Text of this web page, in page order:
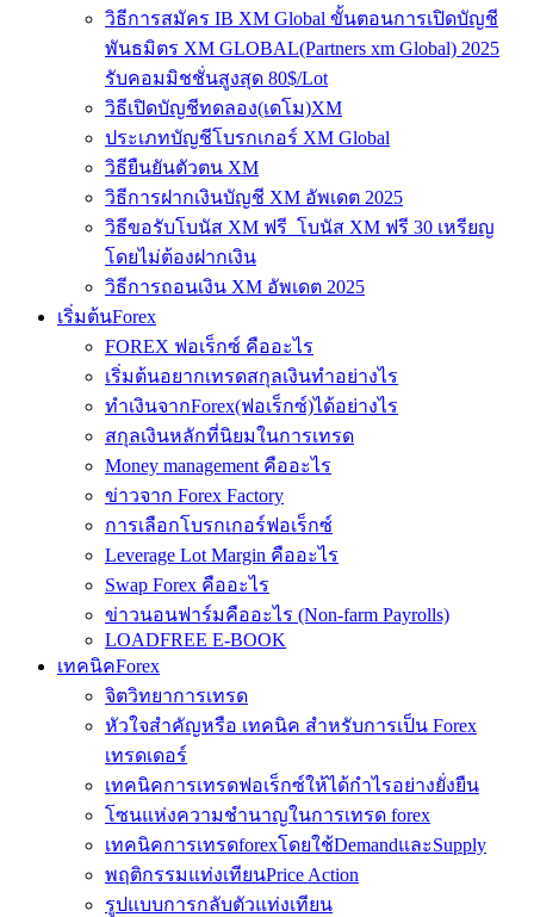
วิธีการสมัคร IB XM Global ขั้นตอนการเปิดบัญชี
พันธมิตร XM GLOBAL(Partners xm Global) 2025
รับคอมมิชชั่นสูงสุด 80$/Lot
วิธีเปิดบัญชีทดลอง(เดโม)XM
ประเภทบัญชีโบรกเกอร์ XM Global
วิธียืนยันตัวตน XM
วิธีการฝากเงินบัญชี XM อัพเดต 2025
วิธีขอรับโบนัส XM ฟรี โบนัส XM ฟรี 30 เหรียญ
โดยไม่ต้องฝากเงิน
วิธีการถอนเงิน XM อัพเดต 2025
เริ่มต้นForex
FOREX ฟอเร็กซ์ คืออะไร
เริ่มต้นอยากเทรดสกุลเงินทำอย่างไร
ทำเงินจากForex(ฟอเร็กซ์)ได้อย่างไร
สกุลเงินหลักที่นิยมในการเทรด
Money management คืออะไร
ข่าวจาก Forex Factory
การเลือกโบรกเกอร์ฟอเร็กซ์
Leverage Lot Margin คืออะไร
Swap Forex คืออะไร
ข่าวนอนฟาร์มคืออะไร (Non-farm Payrolls)
LOADFREE E-BOOK
เทคนิคForex
จิตวิทยาการเทรด
หัวใจสำคัญหรือ เทคนิค สำหรับการเป็น Forex
เทรดเดอร์
เทคนิคการเทรดฟอเร็กซ์ให้ได้กำไรอย่างยั่งยืน
โซนแห่งความชำนาญในการเทรด forex
เทคนิคการเทรดforexโดยใช้DemandและSupply
พฤติกรรมแท่งเทียนPrice Action
รูปแบบการกลับตัวแท่งเทียน